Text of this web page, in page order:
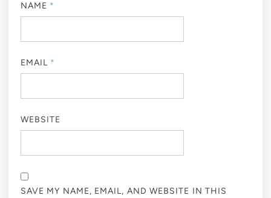
NAME *
EMAIL *
WEBSITE
SAVE MY NAME, EMAIL, AND WEBSITE IN THIS